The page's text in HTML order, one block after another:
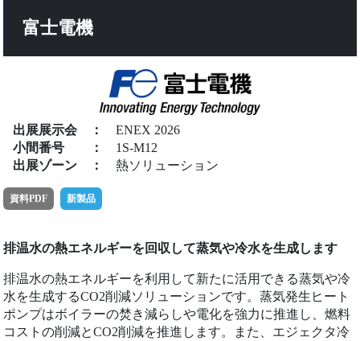
富士電機
出展展示会 ： ENEX 2026
小間番号
： 1S-M12
出展ゾーン ： 熱ソリューション
資料PDF 新製品
排温水の熱エネルギーを回収して蒸気や冷水を生成します
排温水の熱エネルギーを利用して新たに活用できる蒸気や冷
水を生成するCO2削減ソリューションです。蒸気発生ヒート
ポンプはボイラーの焚き減らしや電化を強力に推進し、燃料
コストの削減とCO2削減を推進します。また、エジェクタ冷